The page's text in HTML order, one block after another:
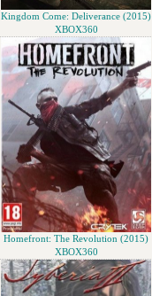
Kingdom Come: Deliverance (2015)
XBOX360
Homefront: The Revolution (2015)
XBOX360